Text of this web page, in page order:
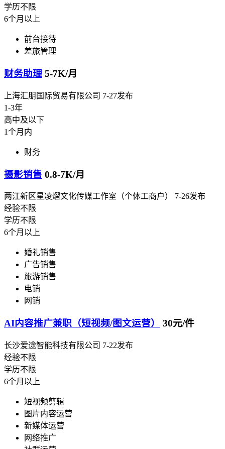
学历不限
6个月以上
前台接待
差旅管理
财务助理 5-7K/月
上海汇朋国际贸易有限公司 7-27发布
1-3年
高中及以下
1个月内
财务
摄影销售 0.8-7K/月
两江新区星凌熠文化传媒工作室（个体工商户）
7-26发布
经验不限
学历不限
6个月以上
婚礼销售
广告销售
旅游销售
电销
网销
AI内容推广兼职（短视频/图文运营） 30元/件
长沙爱途智能科技有限公司 7-22发布
经验不限
学历不限
6个月以上
短视频剪辑
图片内容运营
新媒体运营
网络推广